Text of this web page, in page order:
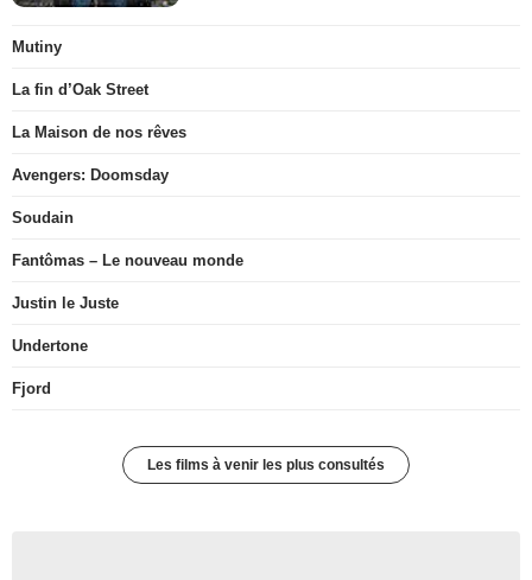
Mutiny
La fin d’Oak Street
La Maison de nos rêves
Avengers: Doomsday
Soudain
Fantômas – Le nouveau monde
Justin le Juste
Undertone
Fjord
Les films à venir les plus consultés